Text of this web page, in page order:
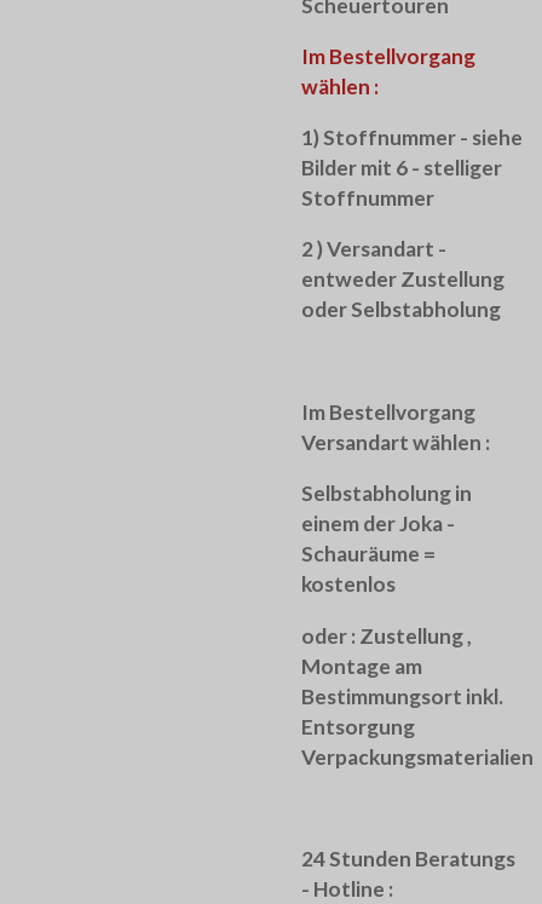
Im Bestellvorgang
wählen :
1) Stoffnummer - siehe
Bilder mit 6 - stelliger
Stoffnummer
2 ) Versandart -
entweder Zustellung
oder Selbstabholung
Im Bestellvorgang
Versandart wählen :
Selbstabholung in
einem der Joka -
Schauräume =
kostenlos
oder : Zustellung ,
Montage am
Bestimmungsort inkl.
Entsorgung
Verpackungsmaterialien
24 Stunden Beratungs
- Hotline :